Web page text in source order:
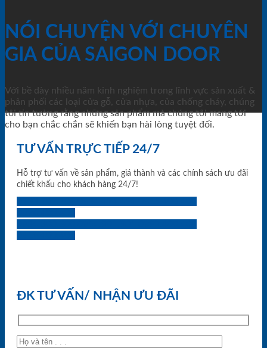
NÓI CHUYỆN VỚI CHUYÊN
GIA CỦA SAIGON DOOR
Với bề dày nhiều năm kinh nghiệm trong lĩnh vực sản xuất &
phân phối các loại cửa gỗ, cửa nhựa, của chống cháy, chúng
tôi tin tưởng rằng những sản phẩm mà chúng tôi mang tới
cho bạn chắc chắn sẽ khiến bạn hài lòng tuyệt đối.
TƯ VẤN TRỰC TIẾP 24/7
Hỗ trợ tư vấn về sản phẩm, giá thành và các chính sách ưu đãi
chiết khấu cho khách hàng 24/7!
ĐK TƯ VẤN/ NHẬN ƯU ĐÃI